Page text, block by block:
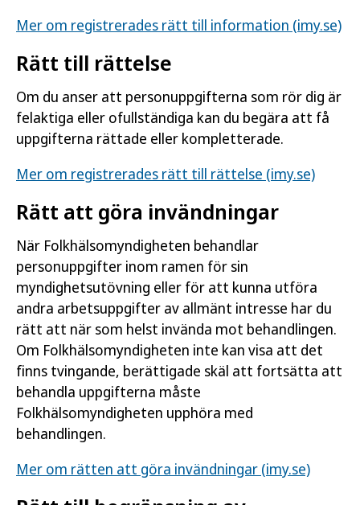
Mer om registrerades rätt till information (imy.se)
Rätt till rättelse
Om du anser att personuppgifterna som rör dig är
felaktiga eller ofullständiga kan du begära att få
uppgifterna rättade eller kompletterade.
Mer om registrerades rätt till rättelse (imy.se)
Rätt att göra invändningar
När Folkhälsomyndigheten behandlar
personuppgifter inom ramen för sin
myndighetsutövning eller för att kunna utföra
andra arbetsuppgifter av allmänt intresse har du
rätt att när som helst invända mot behandlingen.
Om Folkhälsomyndigheten inte kan visa att det
finns tvingande, berättigade skäl att fortsätta att
behandla uppgifterna måste
Folkhälsomyndigheten upphöra med
behandlingen.
Mer om rätten att göra invändningar (imy.se)